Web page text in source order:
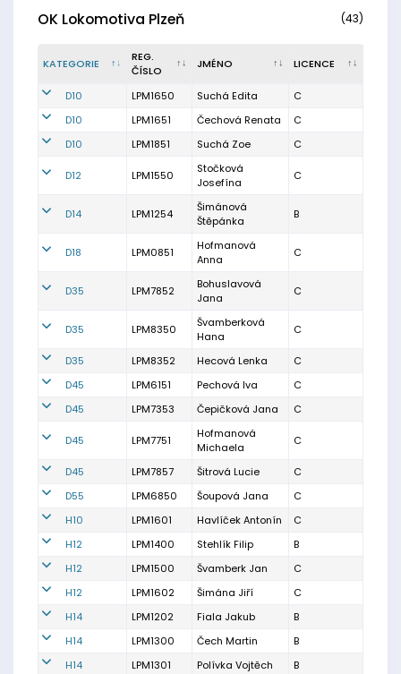
OK Lokomotiva Plzeň (43)
KATEGORIE
REG.
ČÍSLO
JMÉNO LICENCE
D10 LPM1650 Suchá Edita
C
D10
LPM1651 Čechová Renata
C
D10
LPM1851 Suchá Zoe C
D12 LPM1550
Stočková
Josefína
C
D14 LPM1254
Šimánová
Štěpánka
B
D18 LPM0851
Hofmanová
Anna
C
D35 LPM7852
Bohuslavová
Jana
C
D35 LPM8350
Švamberková
Hana
C
D35 LPM8352 Hecová Lenka
C
D45
LPM6151 Pechová Iva
C
D45
LPM7353 Čepičková Jana C
D45 LPM7751
Hofmanová
Michaela
C
D45 LPM7857 Šitrová Lucie
C
D55
LPM6850 Šoupová Jana
C
H10
LPM1601 Havlíček Antonín
C
H12
LPM1400 Stehlík Filip
B
H12
LPM1500 Švamberk Jan
C
H12
LPM1602 Šimána Jiří
C
H14
LPM1202 Fiala Jakub
B
H14
LPM1300 Čech Martin
B
H14
LPM1301 Polívka Vojtěch
B